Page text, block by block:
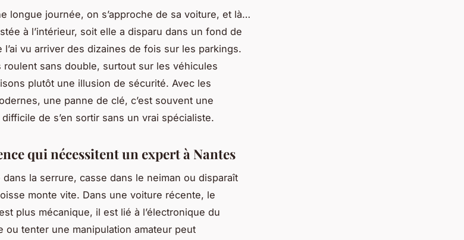
longue journée, on s’approche de sa voiture, et là…
à l’intérieur, soit elle a disparu dans un fond de
vu arriver des dizaines de fois sur les parkings.
roulent sans double, surtout sur les véhicules
plutôt une illusion de sécurité. Avec les
une panne de clé, c’est souvent une
de s’en sortir sans un vrai spécialiste.
qui nécessitent un expert à Nantes
la serrure, casse dans le neiman ou disparaît
monte vite. Dans une voiture récente, le
plus mécanique, il est lié à l’électronique du
ou tenter une manipulation amateur peut